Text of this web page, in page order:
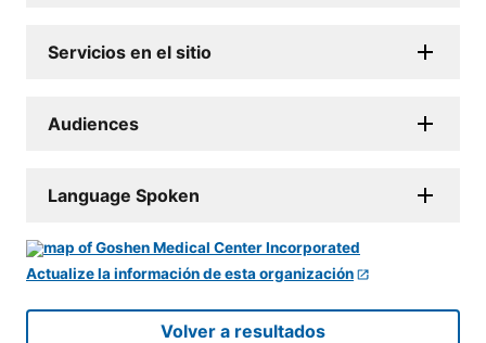
Servicios en el sitio
Audiences
Language Spoken
Actualize la información de esta organización
Volver a resultados